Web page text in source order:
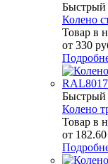
Быстрый
Колено
Товар в
от 330
Быстрый
Колено
Товар в
от